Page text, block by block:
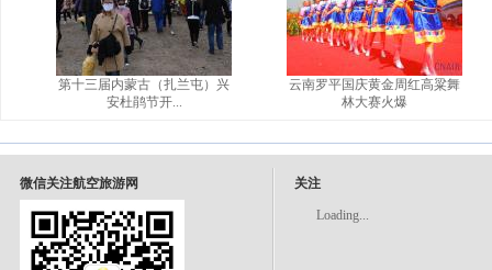
第十三届内蒙古（扎兰屯）兴
安杜鹃节开...
云南罗平国庆黄金周红高粱舞
林大赛火爆
微信关注航空旅游网 关注
Loading...